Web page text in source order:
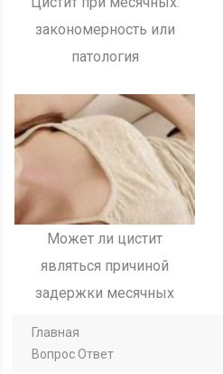
закономерность или
патология
Может ли цистит
являться причиной
задержки месячных
Главная
Вопрос Ответ